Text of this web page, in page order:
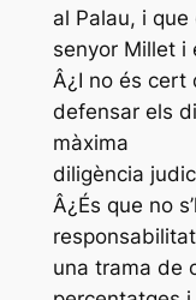
al Palau, i
senyor Millet i
Â¿I no és cert
defensar els
màxima
diligència
Â¿És que no
una trama de